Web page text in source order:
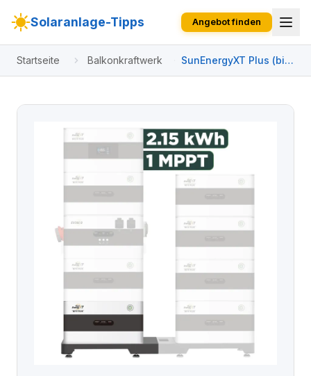
Solaranlage-Tipps Angebot finden
Startseite Balkonkraftwerk
SunEnergyXT Plus (bis
17,2 kWh) Konfigurator
2,15 kWh / Solyco 480
Module